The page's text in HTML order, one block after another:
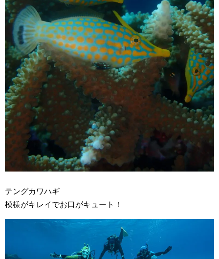
テングカワハギ
模様がキレイでお口がキュート！